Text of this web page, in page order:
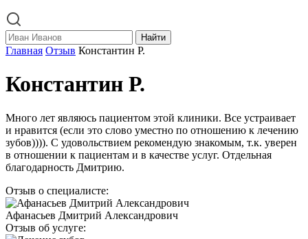
Найти
Главная Отзыв Константин Р.
Константин Р.
Много лет являюсь пациентом этой клиники. Все устраивает
и нравится (если это слово уместно по отношению к лечению
зубов)))). С удовольствием рекомендую знакомым, т.к. уверен
в отношении к пациентам и в качестве услуг. Отдельная
благодарность Дмитрию.
Отзыв о специалисте:
Афанасьев Дмитрий Александрович
Отзыв об услуге: